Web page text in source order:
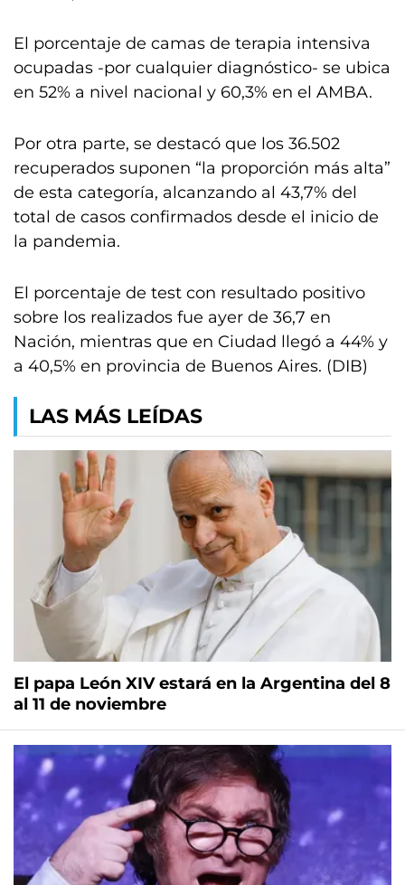
El porcentaje de camas de terapia intensiva
ocupadas -por cualquier diagnóstico- se ubica
en 52% a nivel nacional y 60,3% en el AMBA.
Por otra parte, se destacó que los 36.502
recuperados suponen “la proporción más alta”
de esta categoría, alcanzando al 43,7% del
total de casos confirmados desde el inicio de
la pandemia.
El porcentaje de test con resultado positivo
sobre los realizados fue ayer de 36,7 en
Nación, mientras que en Ciudad llegó a 44% y
a 40,5% en provincia de Buenos Aires. (DIB)
LAS MÁS LEÍDAS
El papa León XIV estará en la Argentina del 8
al 11 de noviembre